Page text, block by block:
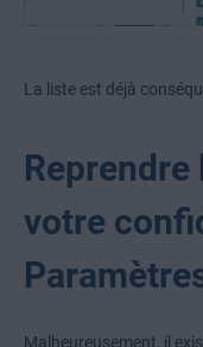
La liste est déjà
votre
Malheureusement, il